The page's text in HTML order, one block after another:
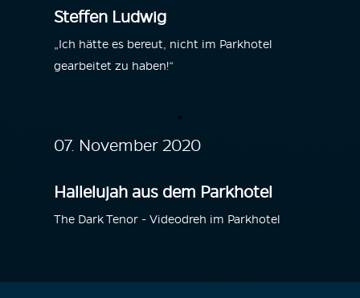
Steffen Ludwig
„Ich hätte es bereut, nicht im Parkhotel
gearbeitet zu haben!“
07. November 2020
Hallelujah aus dem Parkhotel
The Dark Tenor - Videodreh im Parkhotel